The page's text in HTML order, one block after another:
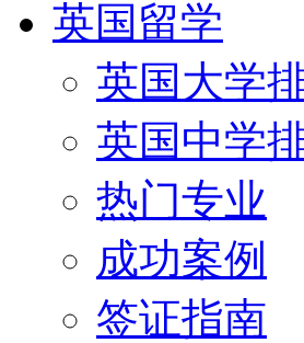
英国留学
英国大学
英国中学
热门专业
成功案例
签证指南